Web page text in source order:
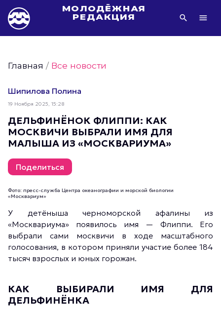
МОЛОДЁЖНАЯ
РЕДАКЦИЯ
Фото Молодёжи Москвы
Фотогалереи Молодёжи Москвы
Статьи Молодёжи Москвы
Молодёжь Москвы культурная
Молодёжь Москвы спортивная
Молодёжь Москвы в движении
Молодёжь Москвы здоровая
Молодёжь Москвы профессиональная
Главная /Все новости
Шипилова Полина
19 Ноября 2025, 15:28
ДЕЛЬФИНЁНОК ФЛИППИ: КАК
МОСКВИЧИ ВЫБРАЛИ ИМЯ ДЛЯ
МАЛЫША ИЗ «МОСКВАРИУМА»
Поделиться
Фото: пресс-служба Центра океанографии и морской биологии
«Москвариум»
У детёныша черноморской афалины из
«Москвариума» появилось имя — Флиппи. Его
выбрали сами москвичи в ходе масштабного
голосования, в котором приняли участие более 184
тысяч взрослых и юных горожан.
КАК ВЫБИРАЛИ ИМЯ ДЛЯ
ДЕЛЬФИНЁНКА